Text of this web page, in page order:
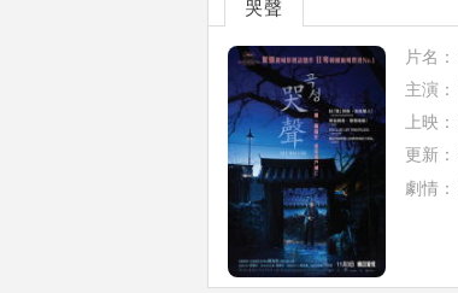
哭聲
片名：
主演：
上映：
更新：
劇情：